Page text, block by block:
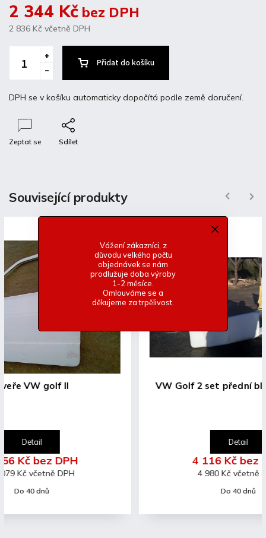
Vážení zákazníci, z
důvodu velkého počtu
objednávek se nám
prodlužuje doba výroby
1-2 měsíce.
Omlouváme se a
děkujeme za trpělivost.
2 344 Kč bez DPH
2 836 Kč včetně DPH
Přidat do košíku
DPH se v košíku automaticky dopočítá podle země doručení.
Zeptat se Sdílet
Detailní popis produktu
Přední laminátová kapota VW Golf 2 bez vnitřního rámu
-Bez originálního uchycení
-Základní bílý gelcoat
-Lehké a pevné provedení
Související produkty Previous
VW Golf 2 set přední blatníky a čelo
4 116 Kč bez DPH
Next